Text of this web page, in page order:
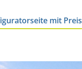
mit Preis